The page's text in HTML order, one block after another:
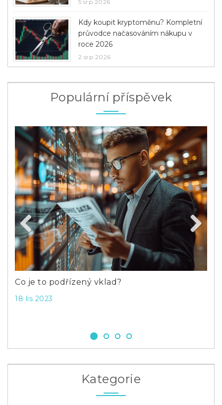
5 srp 2026
Kdy koupit kryptoměnu? Kompletní
průvodce načasováním nákupu v
roce 2026
2 srp 2026
Populární příspěvek
Co je to podřízený vklad?
18 lis 2023
Previous Next
Kategorie